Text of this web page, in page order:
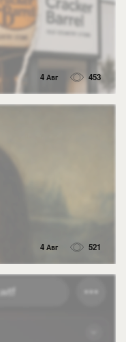
4 Авг 453
4 Авг 521